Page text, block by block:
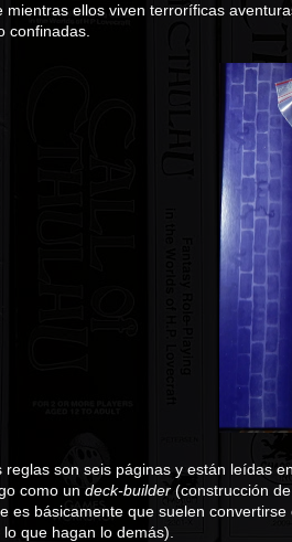
mientras ellos viven terroríficas
confinadas.
reglas son seis páginas y están leídas
como un deck-builder (construcción
es básicamente que suelen
lo que hagan lo demás).
2018 (PDF)